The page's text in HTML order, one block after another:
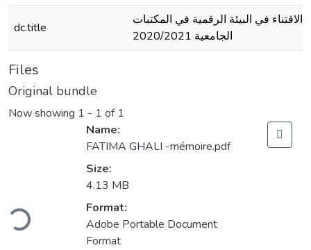
dc.title
الاقتناء في البيئة الرقمية في المكتبات
الجامعية 2020/2021
Files
Original bundle
Now showing 1 - 1 of 1
Name:
FATIMA GHALI -mémoire.pdf
Size:
4.13 MB
Format:
Adobe Portable Document
Format